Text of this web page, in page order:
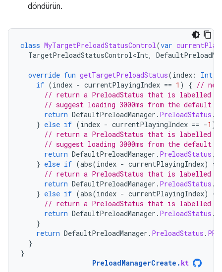
döndürün.
class MyTargetPreloadStatusControl(var
TargetPreloadStatusControl<Int,
override fun getTargetPreloadStatus(index : Int
if (index - currentPlayingIndex == 1 ) { //
// return a PreloadStatus that is labelled by
// suggest loading 3000ms from the default
return DefaultPreloadManager . PreloadStatus .
} else if (index - currentPlayingIndex == -1 )
// return a PreloadStatus that is labelled by
// suggest loading 3000ms from the default
return DefaultPreloadManager . PreloadStatus .
} else if (abs(index - currentPlayingIndex)
==
// return a PreloadStatus that is labelled by
return DefaultPreloadManager . PreloadStatus .
} else if (abs(index - currentPlayingIndex) <
// return a PreloadStatus that is labelled by
return DefaultPreloadManager . PreloadStatus .
}
return DefaultPreloadManager . PreloadStatus .
}
}
PreloadManagerCreate . kt